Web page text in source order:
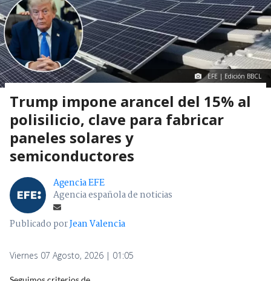
EFE | Edición BBCL
Trump impone arancel del 15% al
polisilicio, clave para fabricar
paneles solares y
semiconductores
Agencia EFE
Agencia española de noticias
Publicado porJean Valencia
Viernes 07 Agosto, 2026 | 01:05